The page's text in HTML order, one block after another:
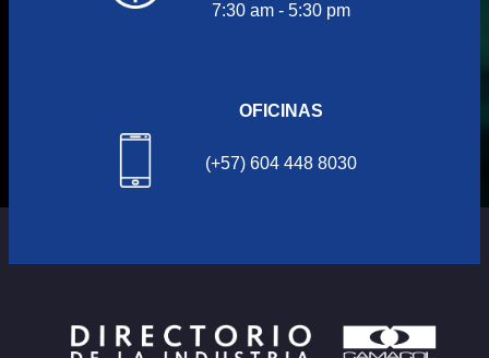
7:30 am - 5:30 pm
OFICINAS
(+57) 604 448 8030